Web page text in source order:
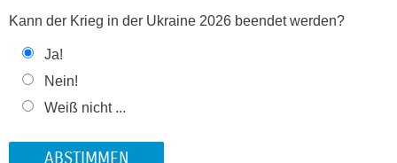
Kann der Krieg in der Ukraine 2026 beendet werden?
Ja!
Nein!
Weiß nicht ...